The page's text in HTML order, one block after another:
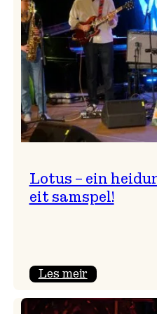
NTNU!
Lotus – ein
eit samspel!
Les meir:
–